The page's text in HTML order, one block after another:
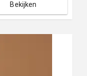
Bekijken